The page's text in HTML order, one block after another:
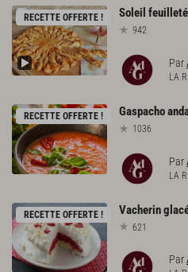
RECETTE OFFERTE ! Soleil feuilleté
942
Par
LA
RECETTE OFFERTE ! Gaspacho
1036
Par
LA
RECETTE OFFERTE ! Vacherin
621
Par